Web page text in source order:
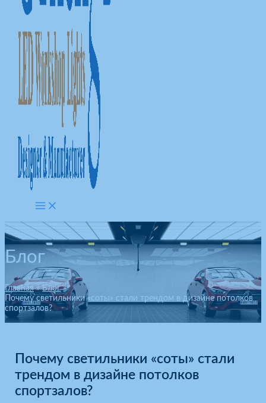
Блог
Главная
Блог
Почему светильники «соты» стали трендом в дизайне потолков
спортзалов?
Почему светильники «соты» стали
трендом в дизайне потолков
спортзалов?